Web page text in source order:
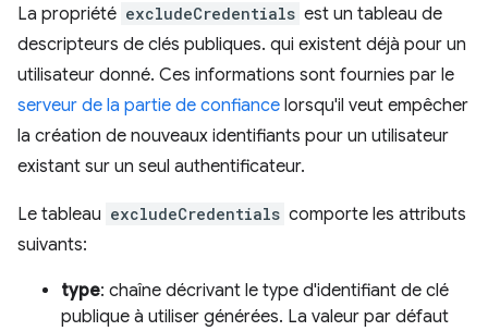
La propriété excludeCredentials est un tableau de
descripteurs de clés publiques. qui existent déjà pour un
utilisateur donné. Ces informations sont fournies par le
serveur de la partie de confiance lorsqu'il veut empêcher
la création de nouveaux identifiants pour un utilisateur
existant sur un seul authentificateur.
Le tableau excludeCredentials comporte les attributs
suivants:
type: chaîne décrivant le type d'identifiant de clé
publique à utiliser générées. La valeur par défaut